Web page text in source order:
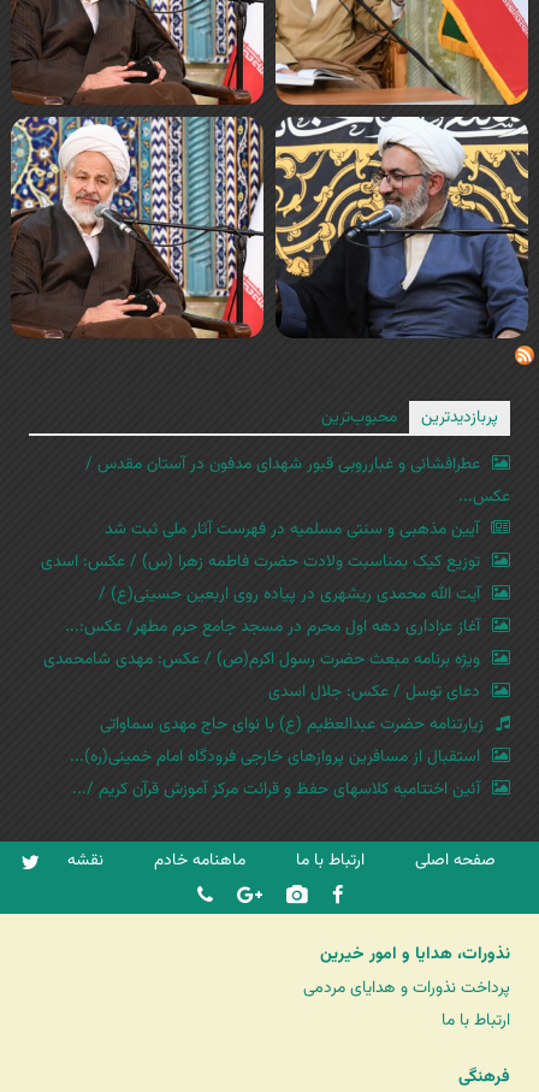
پربازدیدترین
محبوب‌ترین
عطرافشانی و غبارروبی قبور شهدای مدفون در آستان مقدس /
عکس...
آیین مذهبی و سنتی مسلمیه در فهرست آثار ملی ثبت شد
توزیع کیک بمناسبت ولادت حضرت فاطمه زهرا (س) / عکس: اسدی
آیت الله محمدی ریشهری در پیاده روی اربعین حسینی(ع) /
آغاز عزاداری دهه اول محرم در مسجد جامع حرم مطهر/ عکس:...
ویژه برنامه مبعث حضرت رسول اکرم(ص) / عکس: مهدی شامحمدی
دعای توسل / عکس: جلال اسدی
زیارتنامه حضرت عبدالعظیم (ع) با نوای حاج مهدی سماواتی
استقبال از مسافرین پروازهای خارجی فرودگاه امام خمینی(ره)...
آئین اختتامیه کلاسهای حفظ و قرائت مرکز آموزش قرآن کریم /...
صفحه اصلی ارتباط با ما ماهنامه خادم نقشه
نذورات، هدایا و امور خیرین
پرداخت نذورات و هدایای مردمی
ارتباط با ما
فرهنگی